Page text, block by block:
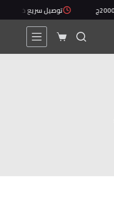
توصيل سريع خلال 1 - 5 أيام
عربة